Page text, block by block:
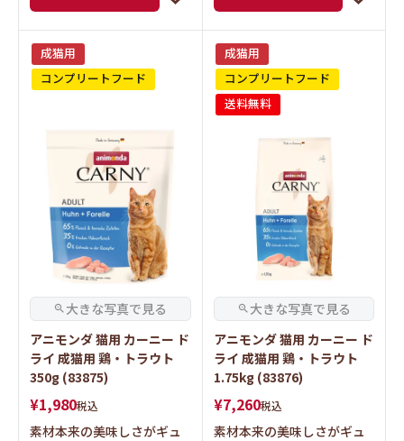
成猫用
アニモンダ 猫用 カーニー ド
ライ 成猫用 鶏・トラウト
350g (83875)
¥1,980税込
素材本来の美味しさがギュ
ッと詰まったグレインフリ
ードライフード
成猫用
送料無料
アニモンダ 猫用 カーニー ド
ライ 成猫用 鶏・トラウト
1.75kg (83876)
¥7,260税込
素材本来の美味しさがギュ
ッと詰まったグレインフリ
ードライフード